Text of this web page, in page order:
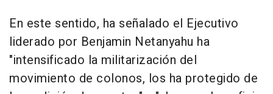
En este sentido, ha señalado el Ejecutivo
liderado por Benjamin Netanyahu ha
"intensificado la militarización del
movimiento de colonos, los ha protegido de